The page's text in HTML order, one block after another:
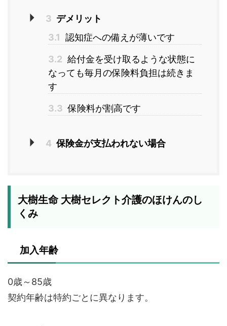
3 デメリット
3.1 認知症への備えが薄いです
3.2 給付金を受け取るような状態に
なっても毎月の保険料負担は続きま
す
3.3 保険料が割高です
4 保険金が支払われない場合
大樹生命 大樹セレクト介護のほけんのし
くみ
加入年齢
0歳～85歳
契約年齢は特約ごとに異なります。